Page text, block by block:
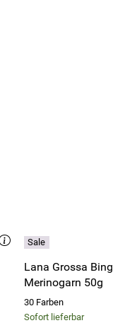
Lana Grossa
Merinogarn 50g
30 Farben
Sofort lieferbar